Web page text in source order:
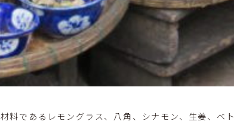
料であるレモングラス、八角、シナモン、生姜、ベト